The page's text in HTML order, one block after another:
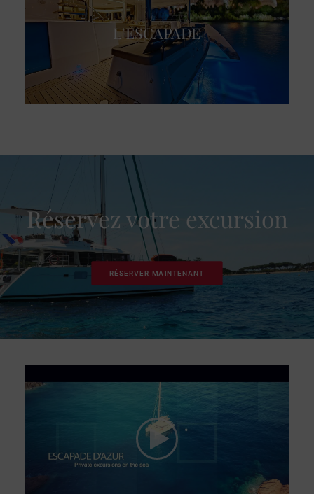
L'ESCAPADE
Réservez votre excursion
RÉSERVER MAINTENANT